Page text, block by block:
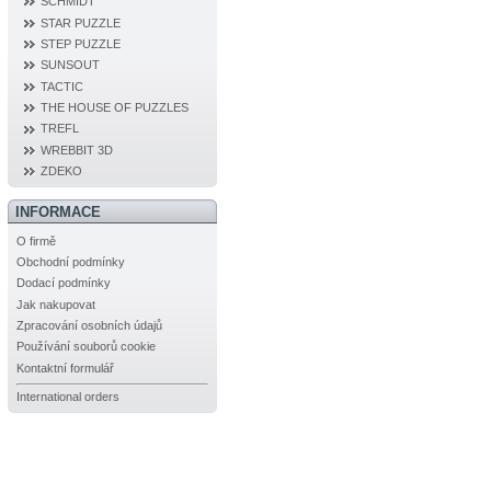
STAR PUZZLE
STEP PUZZLE
SUNSOUT
TACTIC
THE HOUSE OF PUZZLES
TREFL
WREBBIT 3D
ZDEKO
INFORMACE
O firmě
Obchodní podmínky
Dodací podmínky
Jak nakupovat
Zpracování osobních údajů
Používání souborů cookie
Kontaktní formulář
International orders